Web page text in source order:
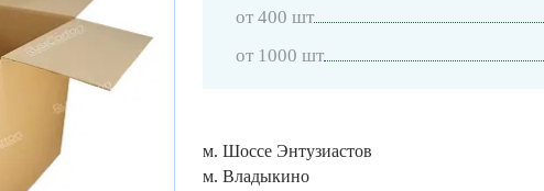
от 400 шт
от 1000 шт
м. Шоссе Энтузиастов
м. Владыкино